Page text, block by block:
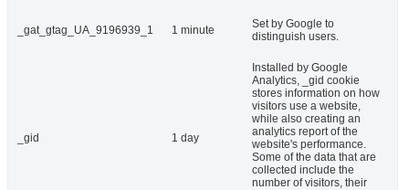
_gat_gtag_UA_9196939_1 1 minute
Set by Google to
distinguish users.
_gid 1 day
Installed by Google
Analytics, _gid cookie
stores information on how
visitors use a website,
while also creating an
analytics report of the
website's performance.
Some of the data that are
collected include the
number of visitors, their